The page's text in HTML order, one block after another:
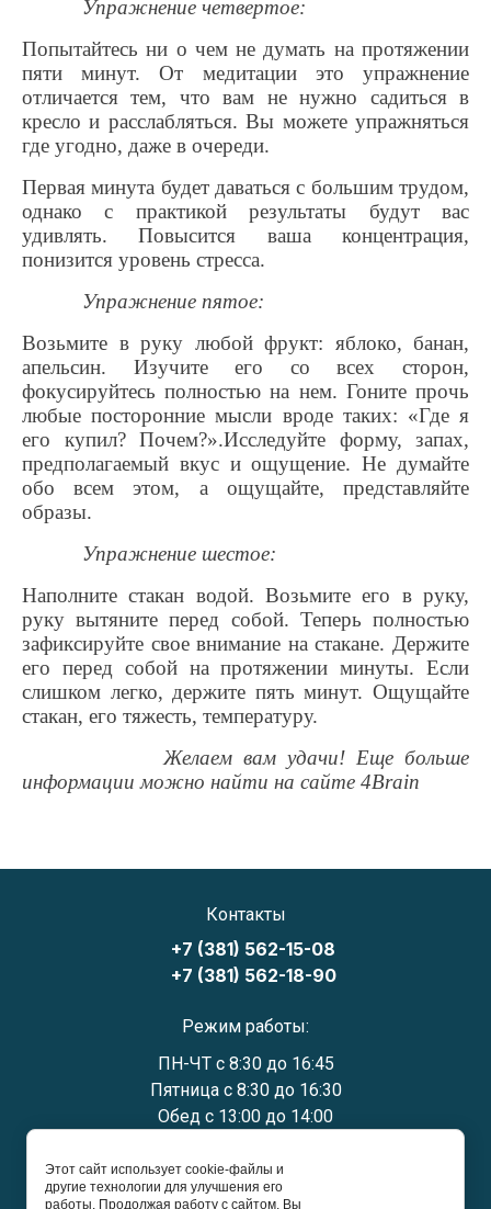
Упражнение четвертое:
Попытайтесь ни о чем не думать на протяжении
пяти минут. От медитации это упражнение
отличается тем, что вам не нужно садиться в
кресло и расслабляться. Вы можете упражняться
где угодно, даже в очереди.
Первая минута будет даваться с большим трудом,
однако с практикой результаты будут вас
удивлять. Повысится ваша концентрация,
понизится уровень стресса.
Упражнение пятое:
Возьмите в руку любой фрукт: яблоко, банан,
апельсин. Изучите его со всех сторон,
фокусируйтесь полностью на нем. Гоните прочь
любые посторонние мысли вроде таких: «Где я
его купил? Почем?».Исследуйте форму, запах,
предполагаемый вкус и ощущение. Не думайте
обо всем этом, а ощущайте, представляйте
образы.
Упражнение шестое:
Наполните стакан водой. Возьмите его в руку,
руку вытяните перед собой. Теперь полностью
зафиксируйте свое внимание на стакане. Держите
его перед собой на протяжении минуты. Если
слишком легко, держите пять минут. Ощущайте
стакан, его тяжесть, температуру.
Желаем вам удачи! Еще больше
информации можно найти на сайте 4Brain
Контакты
+7 (381) 562-15-08
+7 (381) 562-18-90
Режим работы:
ПН-ЧТ с 8:30 до 16:45
Пятница с 8:30 до 16:30
Обед с 13:00 до 14:00
Заголовок блока с адресом:
Россия, 646780, Омская область, Русско-Полянский
Этот сайт использует cookie-файлы и
другие технологии для улучшения его
работы. Продолжая работу с сайтом, Вы